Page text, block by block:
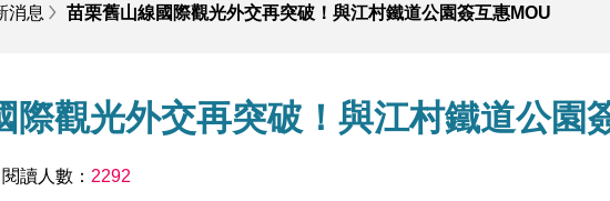
消息 苗栗舊山線國際觀光外交再突破！與江村鐵道公園簽互惠MOU
際觀光外交再突破！與江村鐵道公園
閱讀人數： 2292